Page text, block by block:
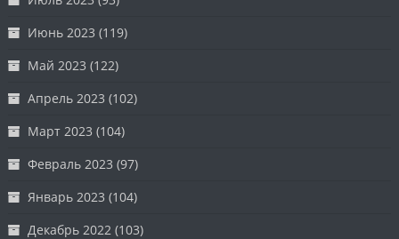
Июнь 2023 (119)
Май 2023 (122)
Апрель 2023 (102)
Март 2023 (104)
Февраль 2023 (97)
Январь 2023 (104)
Декабрь 2022 (103)